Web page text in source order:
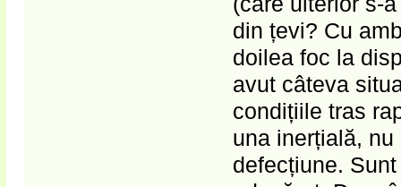
din țevi? Cu
doilea foc la
avut câteva
condițiile tras
una inerțială,
defecțiune.